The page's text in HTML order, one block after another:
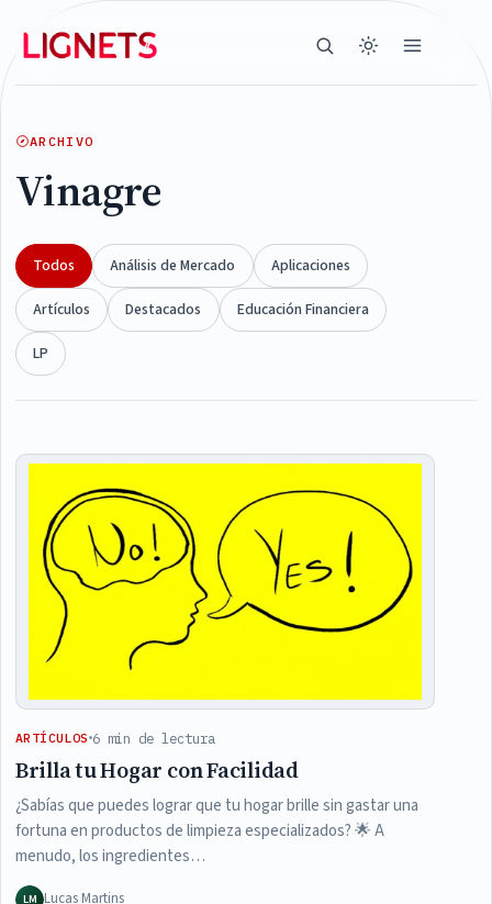
ARCHIVO
Vinagre
Todos Análisis de Mercado
Aplicaciones
Artículos
Destacados
Educación Financiera
LP
Articles
ARTÍCULOS 6 min de lectura
Brilla tu Hogar con Facilidad
¿Sabías que puedes lograr que tu hogar brille sin gastar una
fortuna en productos de limpieza especializados? 🌟 A
menudo, los ingredientes…
LM Lucas Martins